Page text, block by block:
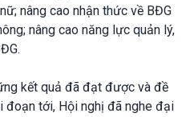
nâng cao nhận thức về BĐG
nâng cao năng lực quản lý,
kết quả đã đạt được và đề
đoạn tới, Hội nghị đã nghe đại